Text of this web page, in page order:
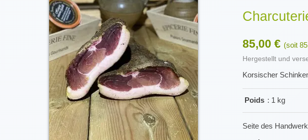
85,00 € (soit
Hergestellt und
Korsischer
Poids : 1 kg
Seite des